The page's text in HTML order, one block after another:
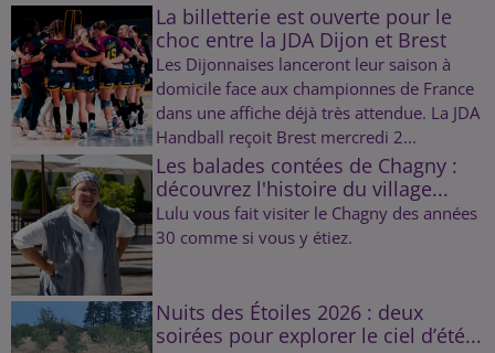
La billetterie est ouverte pour le
choc entre la JDA Dijon et Brest
Les Dijonnaises lanceront leur saison à
domicile face aux championnes de France
dans une affiche déjà très attendue. La JDA
Handball reçoit Brest mercredi 2...
Les balades contées de Chagny :
découvrez l'histoire du village...
Lulu vous fait visiter le Chagny des années
30 comme si vous y étiez.
Nuits des Étoiles 2026 : deux
soirées pour explorer le ciel d’été...